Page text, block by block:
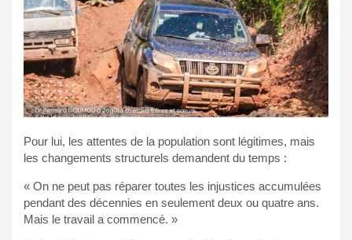
Pour lui, les attentes de la population sont légitimes, mais
les changements structurels demandent du temps :
« On ne peut pas réparer toutes les injustices accumulées
pendant des décennies en seulement deux ou quatre ans.
Mais le travail a commencé. »